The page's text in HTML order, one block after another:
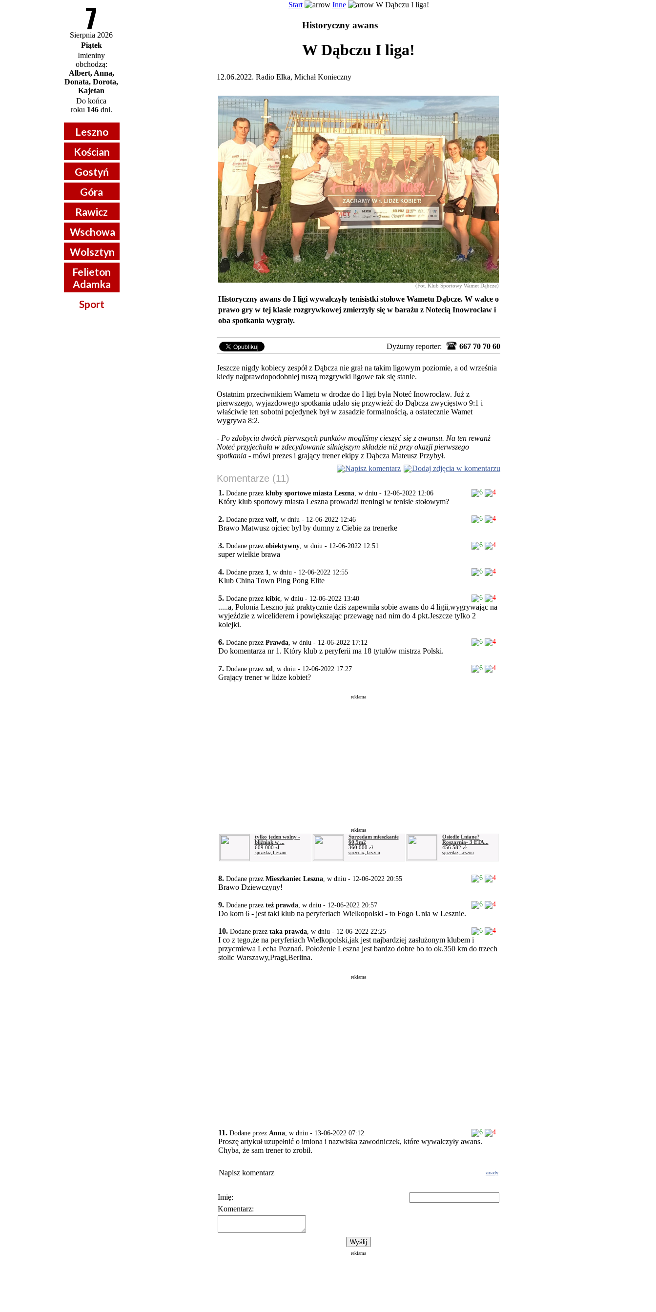
7
Sierpnia 2026
Piątek
Imieniny
obchodzą:
Albert, Anna,
Donata, Dorota,
Kajetan
Do końca
roku 146dni.
Leszno
Kościan
Gostyń
Góra
Rawicz
Wschowa
Wolsztyn
Felieton
Adamka
Sport
Start Inne W Dąbczu I liga!
Historyczny awans
W Dąbczu I liga!
12.06.2022. Radio Elka, Michał Konieczny
(Fot. Klub Sportowy Wamet Dąbcze)
Historyczny awans do I ligi wywalczyły tenisistki stołowe Wametu Dąbcze. W walce o
prawo gry w tej klasie rozgrywkowej zmierzyły się w barażu z Notecią Inowrocław i
oba spotkania wygrały.
Dyżurny reporter: 667 70 70 60
Jeszcze nigdy kobiecy zespół z Dąbcza nie grał na takim ligowym poziomie, a od września
kiedy najprawdopodobniej ruszą rozgrywki ligowe tak się stanie.
Ostatnim przeciwnikiem Wametu w drodze do I ligi była Noteć Inowrocław. Już z
pierwszego, wyjazdowego spotkania udało się przywieźć do Dąbcza zwycięstwo 9:1 i
właściwie ten sobotni pojedynek był w zasadzie formalnością, a ostatecznie Wamet
wygrywa 8:2.
- Po zdobyciu dwóch pierwszych punktów mogliśmy cieszyć się z awansu. Na ten rewanż
Noteć przyjechała w zdecydowanie silniejszym składzie niż przy okazji pierwszego
spotkania - mówi prezes i grający trener ekipy z Dąbcza Mateusz Przybył.
Napisz komentarz
Dodaj zdjęcia w komentarzu
Komentarze (11)
1. Dodane przez kluby sportowe miasta Leszna, w dniu - 12-06-2022 12:06 6 4
Który klub sportowy miasta Leszna prowadzi treningi w tenisie stołowym?
2. Dodane przez volf, w dniu - 12-06-2022 12:46 6 4
Brawo Matwusz ojciec byl by dumny z Ciebie za trenerke
3. Dodane przez obiektywny, w dniu - 12-06-2022 12:51 6 4
super wielkie brawa
4. Dodane przez 1, w dniu - 12-06-2022 12:55 6 4
Klub China Town Ping Pong Elite
5. Dodane przez kibic, w dniu - 12-06-2022 13:40 6 4
.....a, Polonia Leszno już praktycznie dziś zapewniła sobie awans do 4 ligii,wygrywając na
wyjeździe z wiceliderem i powiększając przewagę nad nim do 4 pkt.Jeszcze tylko 2
kolejki.
6. Dodane przez Prawda, w dniu - 12-06-2022 17:12 6 4
Do komentarza nr 1. Który klub z peryferii ma 18 tytułów mistrza Polski.
7. Dodane przez xd, w dniu - 12-06-2022 17:27 6 4
Grający trener w lidze kobiet?
reklama
reklama
tylko jeden wolny -
bliźniak w ...
609 000 zł
sprzedaż, Leszno
Sprzedam mieszkanie
60,5m2
360 000 zł
sprzedaż, Leszno
Osiedle Lniane?
Roszarnia- 3 ETA...
456 582 zł
sprzedaż, Leszno
8. Dodane przez Mieszkaniec Leszna, w dniu - 12-06-2022 20:55 6 4
Brawo Dziewczyny!
9. Dodane przez też prawda, w dniu - 12-06-2022 20:57 6 4
Do kom 6 - jest taki klub na peryferiach Wielkopolski - to Fogo Unia w Lesznie.
10. Dodane przez taka prawda, w dniu - 12-06-2022 22:25 6 4
I co z tego,że na peryferiach Wielkopolski,jak jest najbardziej zasłużonym klubem i
przycmiewa Lecha Poznań. Położenie Leszna jest bardzo dobre bo to ok.350 km do trzech
stolic Warszawy,Pragi,Berlina.
reklama
11. Dodane przez Anna, w dniu - 13-06-2022 07:12 6 4
Proszę artykuł uzupełnić o imiona i nazwiska zawodniczek, które wywalczyły awans.
Chyba, że sam trener to zrobił.
Napisz komentarz zasady
Imię:
Komentarz:
reklama